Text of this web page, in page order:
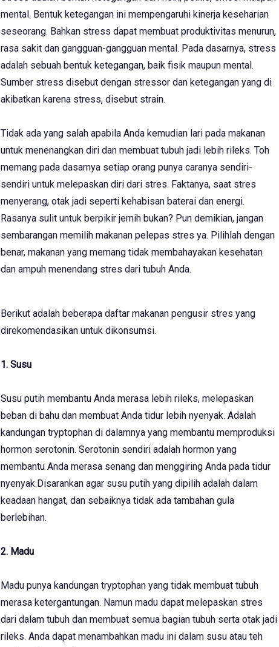
mental. Bentuk ketegangan ini mempengaruhi kinerja keseharian
seseorang. Bahkan stress dapat membuat produktivitas menurun,
rasa sakit dan gangguan-gangguan mental. Pada dasarnya, stress
adalah sebuah bentuk ketegangan, baik fisik maupun mental.
Sumber stress disebut dengan stressor dan ketegangan yang di
akibatkan karena stress, disebut strain.
Tidak ada yang salah apabila Anda kemudian lari pada makanan
untuk menenangkan diri dan membuat tubuh jadi lebih rileks. Toh
memang pada dasarnya setiap orang punya caranya sendiri-
sendiri untuk melepaskan diri dari stres. Faktanya, saat stres
menyerang, otak jadi seperti kehabisan baterai dan energi.
Rasanya sulit untuk berpikir jernih bukan? Pun demikian, jangan
sembarangan memilih makanan pelepas stres ya. Pilihlah dengan
benar, makanan yang memang tidak membahayakan kesehatan
dan ampuh menendang stres dari tubuh Anda.
Berikut adalah beberapa daftar makanan pengusir stres yang
direkomendasikan untuk dikonsumsi.
1. Susu
Susu putih membantu Anda merasa lebih rileks, melepaskan
beban di bahu dan membuat Anda tidur lebih nyenyak. Adalah
kandungan tryptophan di dalamnya yang membantu memproduksi
hormon serotonin. Serotonin sendiri adalah hormon yang
membantu Anda merasa senang dan menggiring Anda pada tidur
nyenyak.Disarankan agar susu putih yang dipilih adalah dalam
keadaan hangat, dan sebaiknya tidak ada tambahan gula
berlebihan.
2. Madu
Madu punya kandungan tryptophan yang tidak membuat tubuh
merasa ketergantungan. Namun madu dapat melepaskan stres
dari dalam tubuh dan membuat semua bagian tubuh serta otak jadi
rileks. Anda dapat menambahkan madu ini dalam susu atau teh